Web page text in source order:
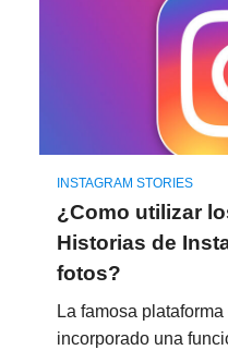
INSTAGRAM STORIES
¿Como utilizar
Historias de
fotos?
La famosa
incorporado una